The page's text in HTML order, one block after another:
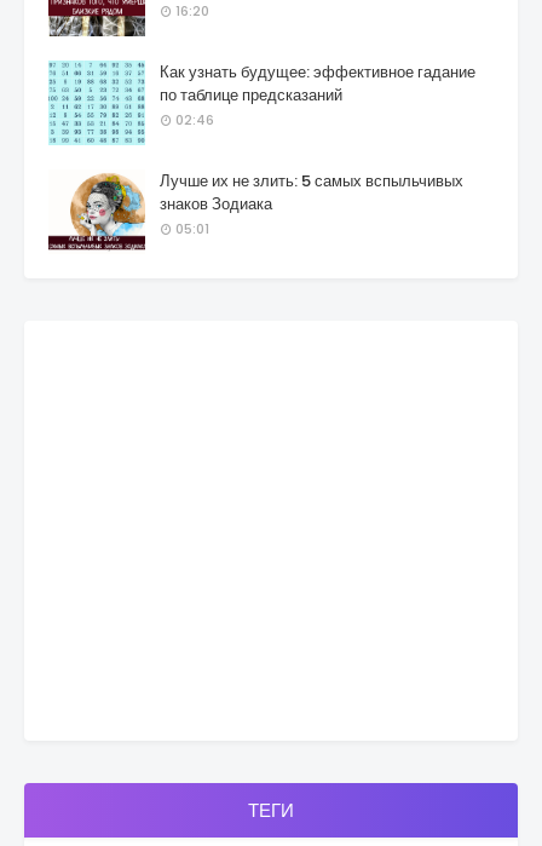
16:20
Как узнать будущее: эффективное гадание
по таблице предсказаний
02:46
Лучше их не злить: 5 самых вспыльчивых
знаков Зодиака
05:01
ТЕГИ